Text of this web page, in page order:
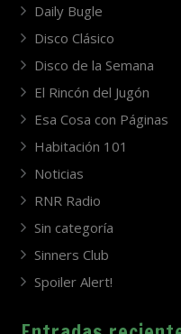
Daily Bugle
Disco Clásico
Disco de la Semana
El Rincón del Jugón
Esa Cosa con Páginas
Habitación 101
Noticias
RNR Radio
Sin categoría
Sinners Club
Spoiler Alert!